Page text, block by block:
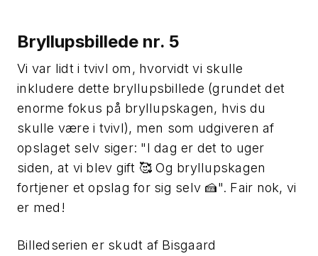
Bryllupsbillede nr. 5
Vi var lidt i tvivl om, hvorvidt vi skulle
inkludere dette bryllupsbillede (grundet det
enorme fokus på bryllupskagen, hvis du
skulle være i tvivl), men som udgiveren af
opslaget selv siger: "I dag er det to uger
siden, at vi blev gift 🥰 Og bryllupskagen
fortjener et opslag for sig selv 🍰". Fair nok, vi
er med!
Billedserien er skudt af Bisgaard